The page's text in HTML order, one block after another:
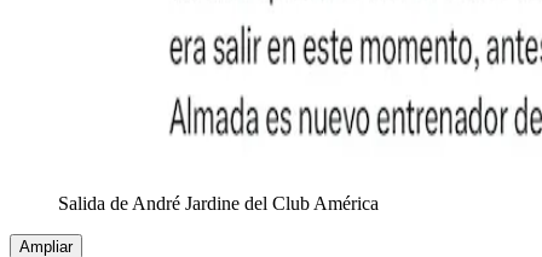
Salida de André Jardine del Club América
Ampliar